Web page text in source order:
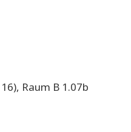
Raum B 1.07b